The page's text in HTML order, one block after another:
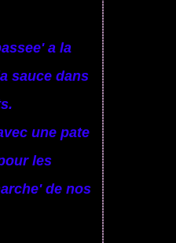
a la
sauce dans
une pate
les
de nos